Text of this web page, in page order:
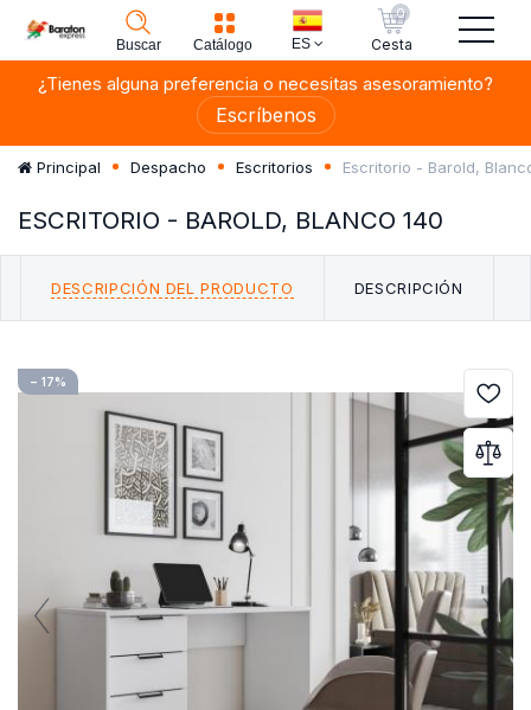
Buscar Catálogo ES
0
Cesta
¿Tienes alguna preferencia o necesitas asesoramiento?
Escríbenos
Principal Despacho Escritorios Escritorio - Barold,
ESCRITORIO - BAROLD, BLANCO 140
DESCRIPCIÓN DEL PRODUCTO DESCRIPCIÓN
− 17%